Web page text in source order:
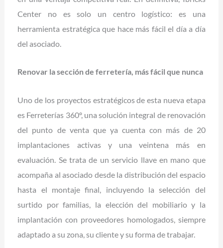
Center no es solo un centro logístico: es una
herramienta estratégica que hace más fácil el día a día
del asociado.
Renovar la sección de ferretería, más fácil que nunca
Uno de los proyectos estratégicos de esta nueva etapa
es Ferreterías 360º, una solución integral de renovación
del punto de venta que ya cuenta con más de 20
implantaciones activas y una veintena más en
evaluación. Se trata de un servicio llave en mano que
acompaña al asociado desde la distribución del espacio
hasta el montaje final, incluyendo la selección del
surtido por familias, la elección del mobiliario y la
implantación con proveedores homologados, siempre
adaptado a su zona, su cliente y su forma de trabajar.